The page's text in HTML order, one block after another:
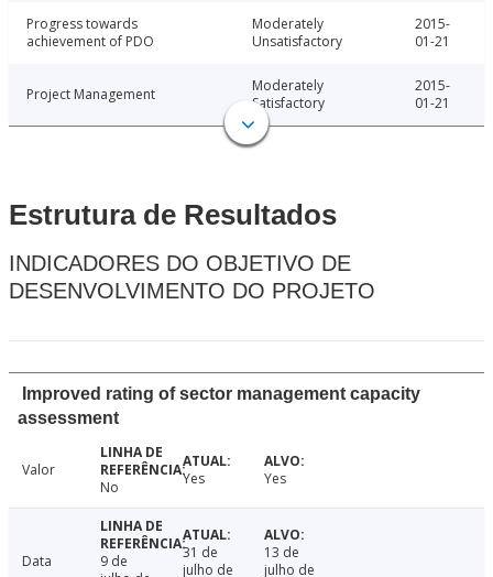
Progress towards
achievement of PDO
Moderately
Unsatisfactory
2015-
01-21
Project Management
Moderately
Satisfactory
2015-
01-21
Estrutura de Resultados
INDICADORES DO OBJETIVO DE
DESENVOLVIMENTO DO PROJETO
Improved rating of sector management capacity
assessment
Valor
No
Yes Yes
Data
9 de
31 de
julho de
13 de
julho de